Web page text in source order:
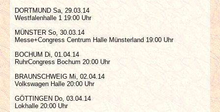
DORTMUND Sa, 29.03.14
Westfalenhalle 1 19:00 Uhr
MÜNSTER So, 30.03.14
Messe+Congress Centrum Halle Münsterland 19:00 Uhr
BOCHUM Di, 01.04.14
RuhrCongress Bochum 20:00 Uhr
BRAUNSCHWEIG Mi, 02.04.14
Volkswagen Halle 20:00 Uhr
GÖTTINGEN Do, 03.04.14
Lokhalle 20:00 Uhr